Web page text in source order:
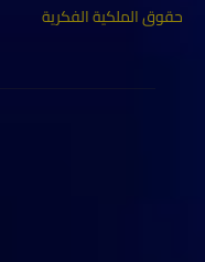
حقوق الملكية الفكرية